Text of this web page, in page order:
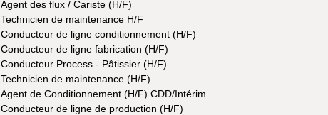
Agent des flux / Cariste (H/F)
Technicien de maintenance H/F
Conducteur de ligne conditionnement (H/F)
Conducteur de ligne fabrication (H/F)
Conducteur Process - Pâtissier (H/F)
Technicien de maintenance (H/F)
Agent de Conditionnement (H/F) CDD/Intérim
Conducteur de ligne de production (H/F)